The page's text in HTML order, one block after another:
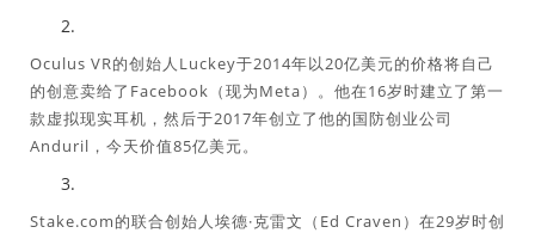
Oculus VR的创始人Luckey于2014年以20亿美元的价格将自己
的创意卖给了Facebook（现为Meta）。他在16岁时建立了第一
款虚拟现实耳机，然后于2017年创立了他的国防创业公司
Anduril，今天价值85亿美元。
Stake.com的联合创始人埃德·克雷文（Ed Craven）在29岁时创